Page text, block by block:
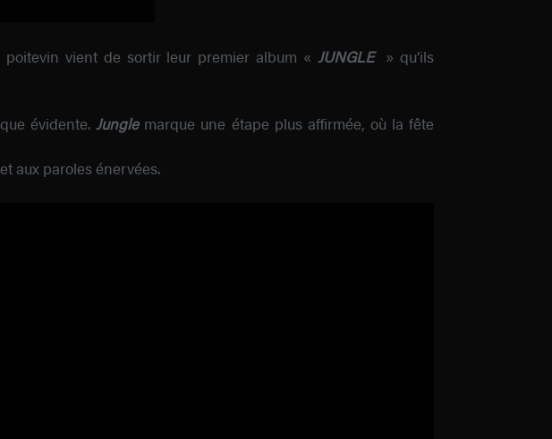
poitevin vient de sortir leur premier album « JUNGLE » qu’ils
évidente.Junglemarque une étape plus affirmée, où la fête
aux paroles énervées.